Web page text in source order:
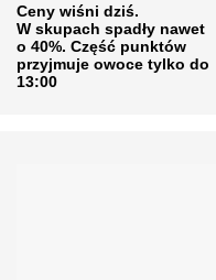
Ceny wiśni dziś.
W skupach spadły nawet
o 40%. Część punktów
przyjmuje owoce tylko do
13:00